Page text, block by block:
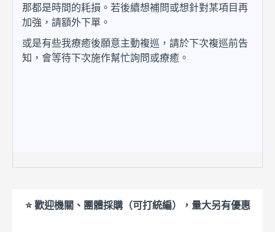
那都是時間的耗損。若後續想補問或想針對某項目再
加強，請額外下單。
或是有些我療癒後願意主動複巡，請於下次複巡前告
知，會等待下次施作幫忙詢問或療癒。
⭐ 歡迎機關、團體採購（可打統編），量大另有優惠